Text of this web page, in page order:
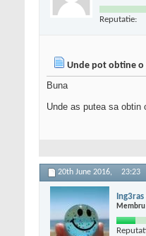
Reputatie:
Unde pot obtine o
Buna
Unde as putea sa
20th June 2016, 23:23
Ing3ras
Membru